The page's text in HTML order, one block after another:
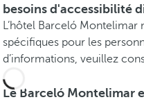
besoins d'accessibilité
L’hôtel Barceló Montelimar
spécifiques pour les
d’informations, veuillez
Le Barceló Montelimar